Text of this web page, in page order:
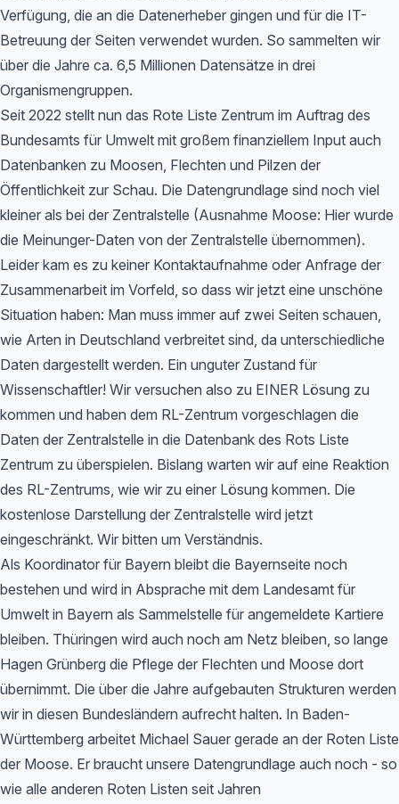
Verfügung, die an die Datenerheber gingen und für die IT-
Betreuung der Seiten verwendet wurden. So sammelten wir
über die Jahre ca. 6,5 Millionen Datensätze in drei
Organismengruppen.
Seit 2022 stellt nun das Rote Liste Zentrum im Auftrag des
Bundesamts für Umwelt mit großem finanziellem Input auch
Datenbanken zu Moosen, Flechten und Pilzen der
Öffentlichkeit zur Schau. Die Datengrundlage sind noch viel
kleiner als bei der Zentralstelle (Ausnahme Moose: Hier wurde
die Meinunger-Daten von der Zentralstelle übernommen).
Leider kam es zu keiner Kontaktaufnahme oder Anfrage der
Zusammenarbeit im Vorfeld, so dass wir jetzt eine unschöne
Situation haben: Man muss immer auf zwei Seiten schauen,
wie Arten in Deutschland verbreitet sind, da unterschiedliche
Daten dargestellt werden. Ein unguter Zustand für
Wissenschaftler! Wir versuchen also zu EINER Lösung zu
kommen und haben dem RL-Zentrum vorgeschlagen die
Daten der Zentralstelle in die Datenbank des Rots Liste
Zentrum zu überspielen. Bislang warten wir auf eine Reaktion
des RL-Zentrums, wie wir zu einer Lösung kommen. Die
kostenlose Darstellung der Zentralstelle wird jetzt
eingeschränkt. Wir bitten um Verständnis.
Als Koordinator für Bayern bleibt die Bayernseite noch
bestehen und wird in Absprache mit dem Landesamt für
Umwelt in Bayern als Sammelstelle für angemeldete Kartiere
bleiben. Thüringen wird auch noch am Netz bleiben, so lange
Hagen Grünberg die Pflege der Flechten und Moose dort
übernimmt. Die über die Jahre aufgebauten Strukturen werden
wir in diesen Bundesländern aufrecht halten. In Baden-
Württemberg arbeitet Michael Sauer gerade an der Roten Liste
der Moose. Er braucht unsere Datengrundlage auch noch - so
wie alle anderen Roten Listen seit Jahren